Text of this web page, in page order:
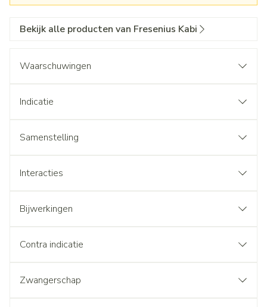
Bekijk alle producten van Fresenius Kabi
Waarschuwingen
Indicatie
Samenstelling
Interacties
Bijwerkingen
Contra indicatie
Zwangerschap